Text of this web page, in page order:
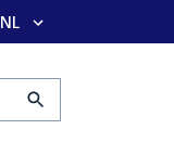
Taal selectie
NL